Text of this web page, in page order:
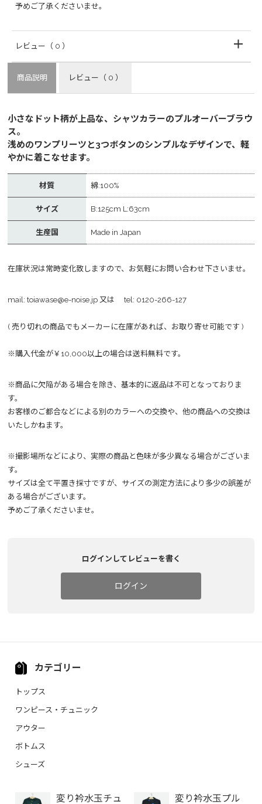
予めご了承くださいませ。
レビュー （ 0 ）
商品説明 レビュー （ 0 ）
小さなドット柄が上品な、シャツカラーのプルオーバーブラウ
ス。
浅めのワンプリーツと3つボタンのシンプルなデザインで、軽
やかに着こなせます。
材質 綿:100%
サイズ B:125cm L:63cm
生産国 Made in Japan
在庫状況は常時変化致しますので、お気軽にお問い合わせ下さいませ。
mail: toiawase@e-noise.jp 又は tel: 0120-266-127
( 売り切れの商品でもメーカーに在庫があれば、お取り寄せ可能です )
※購入代金が￥10,000以上の場合は送料無料です。
※商品に欠陥がある場合を除き、基本的に返品は不可となっておりま
す。
お客様のご都合などによる別のカラーへの交換や、他の商品への交換は
いたしかねます。
※撮影場所などにより、実際の商品と色味が多少異なる場合がございま
す。
サイズは全て平置き採寸ですが、サイズの測定方法により多少の誤差が
ある場合がございます。
予めご了承くださいませ。
ログインしてレビューを書く
ログイン
カテゴリー
トップス
ワンピース・チュニック
アウター
ボトムス
シューズ
変り衿水玉チュ
変り衿水玉プル